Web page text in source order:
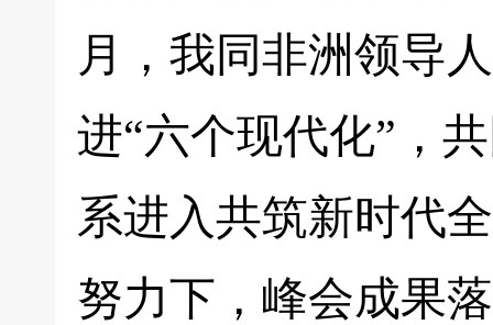
月，我同非洲领导
进“六个现代化”，
系进入共筑新时代
努力下，峰会成果